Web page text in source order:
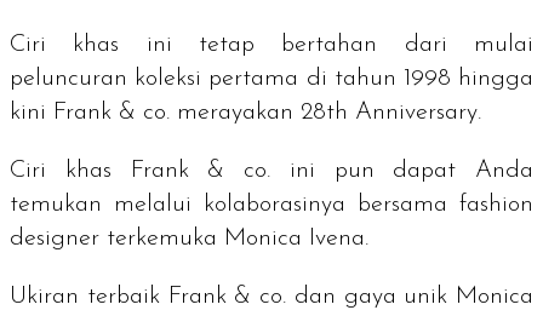
Ciri khas ini tetap bertahan dari mulai
peluncuran koleksi pertama di tahun 1998 hingga
kini Frank & co. merayakan 28th Anniversary.
Ciri khas Frank & co. ini pun dapat Anda
temukan melalui kolaborasinya bersama fashion
designer terkemuka Monica Ivena.
Ukiran terbaik Frank & co. dan gaya unik Monica